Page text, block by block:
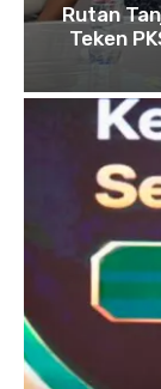
Rutan
Teken